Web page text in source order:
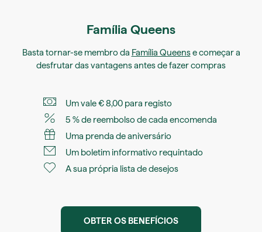
Família Queens
Basta tornar-se membro da Família Queense começar a
desfrutar das vantagens antes de fazer compras
Um vale € 8,00 para registo
5 % de reembolso de cada encomenda
Uma prenda de aniversário
Um boletim informativo requintado
A sua própria lista de desejos
OBTER OS BENEFÍCIOS